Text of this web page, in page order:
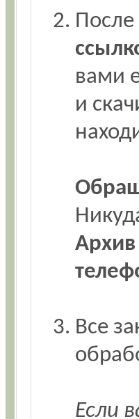
вами
и
Все
Если